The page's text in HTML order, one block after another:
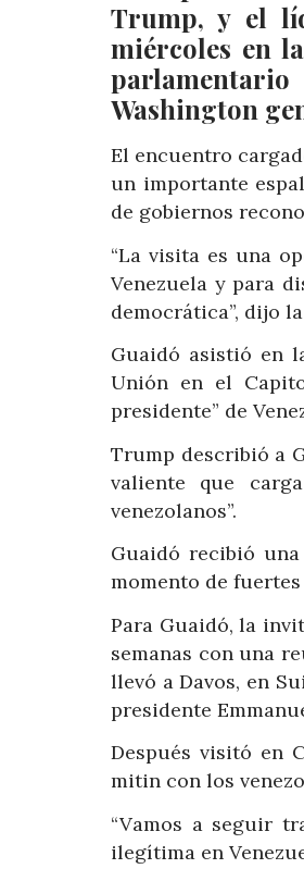
Trump, y el
miércoles en
Washington
El encuentro
un importante
de gobiernos
“La visita es una
Venezuela y para
democrática”, dijo
Guaidó asistió en
Unión en el
presidente” de
Trump describió a
valiente que
venezolanos”.
Guaidó recibió
momento de
Para Guaidó, la
semanas con una
llevó a Davos, en
presidente
Después visitó en
mitin con los
“Vamos a seguir
ilegítima en